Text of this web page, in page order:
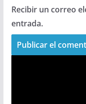
Recibir un correo
entrada.